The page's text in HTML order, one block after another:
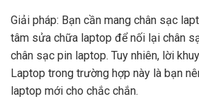
Giải pháp: Bạn cần mang chân sạc
tâm sửa chữa laptop để nối lại chân
chân sạc pin laptop. Tuy nhiên, lời
Laptop trong trường hợp này là bạn
laptop mới cho chắc chắn.